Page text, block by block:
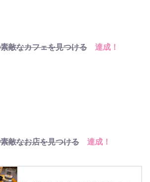
敵なカフェを見つける 達成！
敵なお店を見つける 達成！